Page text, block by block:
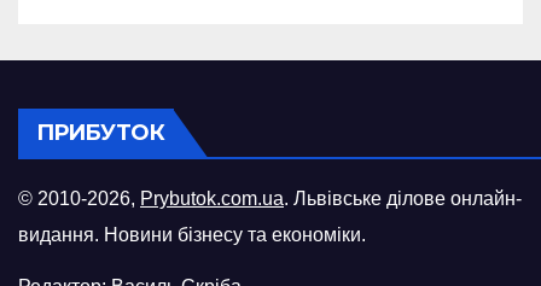
ПРИБУТОК
© 2010-2026, Prybutok.com.ua. Львівське ділове онлайн-
видання. Новини бізнесу та економіки.